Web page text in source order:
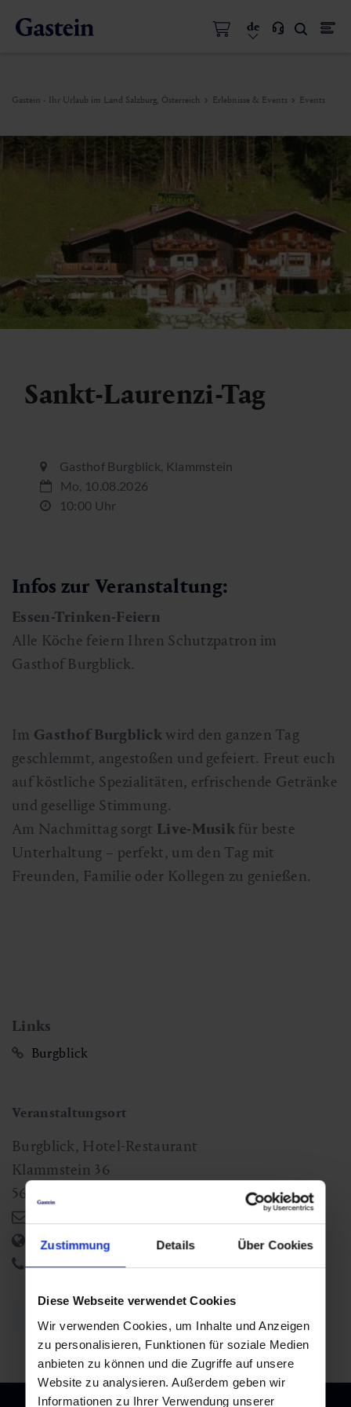
Zustimmung Details Über Cookies
Diese Webseite verwendet Cookies
Wir verwenden Cookies, um Inhalte und Anzeigen
zu personalisieren, Funktionen für soziale Medien
anbieten zu können und die Zugriffe auf unsere
Website zu analysieren. Außerdem geben wir
Informationen zu Ihrer Verwendung unserer
de
Gastein - Ihr Urlaub im Land Salzburg, Österreich Erlebnisse & Events Events
Sankt-Laurenzi-Tag
Gasthof Burgblick, Klammstein
Mo, 10.08.2026
10:00 Uhr
Infos zur Veranstaltung:
Essen-Trinken-Feiern
Alle Köche feiern Ihren Schutzpatron im
Gasthof Burgblick.
Im Gasthof Burgblick wird den ganzen Tag
geschlemmt, angestoßen und gefeiert. Freut euch
auf köstliche Spezialitäten, erfrischende Getränke
und gesellige Stimmung.
Am Nachmittag sorgt Live-Musik für beste
Unterhaltung – perfekt, um den Tag mit
Freunden, Familie oder Kollegen zu genießen.
Links
Burgblick
Veranstaltungsort
Burgblick, Hotel-Restaurant
Klammstein 36
5632
https://www.burgblick.at/
+43 6433 7611